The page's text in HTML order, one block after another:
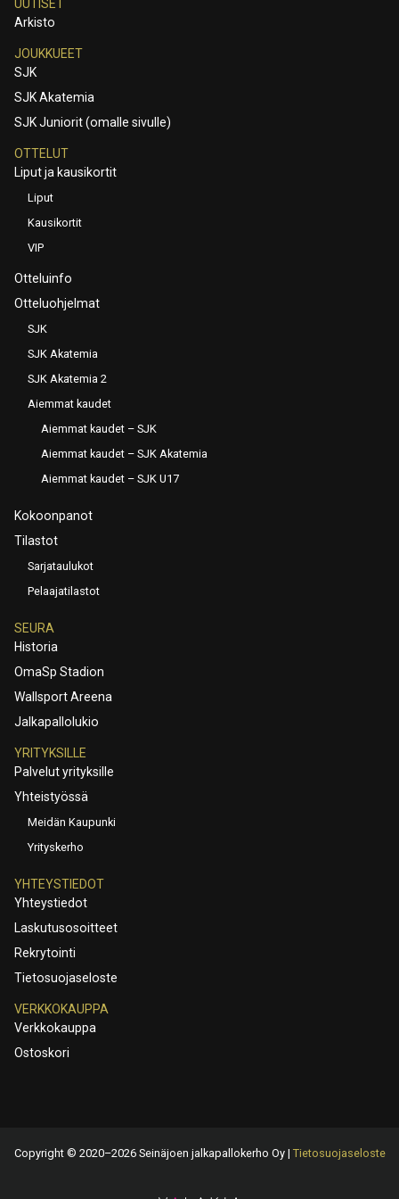
UUTISET
Arkisto
JOUKKUEET
SJK
SJK Akatemia
SJK Juniorit (omalle sivulle)
OTTELUT
Liput ja kausikortit
Liput
Kausikortit
VIP
Otteluinfo
Otteluohjelmat
SJK
SJK Akatemia
SJK Akatemia 2
Aiemmat kaudet
Aiemmat kaudet – SJK
Aiemmat kaudet – SJK Akatemia
Aiemmat kaudet – SJK U17
Kokoonpanot
Tilastot
Sarjataulukot
Pelaajatilastot
SEURA
Historia
OmaSp Stadion
Wallsport Areena
Jalkapallolukio
YRITYKSILLE
Palvelut yrityksille
Yhteistyössä
Meidän Kaupunki
Yrityskerho
YHTEYSTIEDOT
Yhteystiedot
Laskutusosoitteet
Rekrytointi
Tietosuojaseloste
VERKKOKAUPPA
Verkkokauppa
Ostoskori
Copyright © 2020–2026 Seinäjoen jalkapallokerho Oy | Tietosuojaseloste